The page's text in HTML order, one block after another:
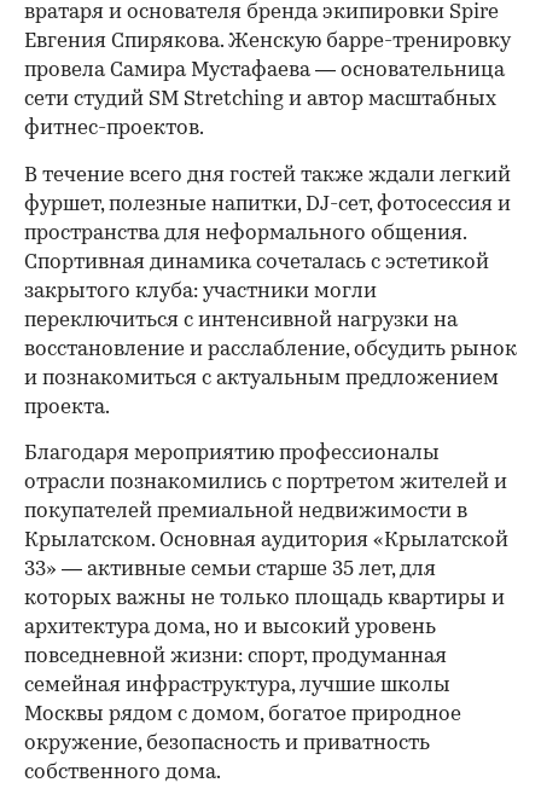
вратаря и основателя бренда экипировки Spire
Евгения Спирякова. Женскую барре-тренировку
провела Самира Мустафаева — основательница
сети студий SM Stretching и автор масштабных
фитнес-проектов.
В течение всего дня гостей также ждали легкий
фуршет, полезные напитки, DJ-сет, фотосессия и
пространства для неформального общения.
Спортивная динамика сочеталась с эстетикой
закрытого клуба: участники могли
переключиться с интенсивной нагрузки на
восстановление и расслабление, обсудить рынок
и познакомиться с актуальным предложением
проекта.
Благодаря мероприятию профессионалы
отрасли познакомились с портретом жителей и
покупателей премиальной недвижимости в
Крылатском. Основная аудитория «Крылатской
33» — активные семьи старше 35 лет, для
которых важны не только площадь квартиры и
архитектура дома, но и высокий уровень
повседневной жизни: спорт, продуманная
семейная инфраструктура, лучшие школы
Москвы рядом с домом, богатое природное
окружение, безопасность и приватность
собственного дома.